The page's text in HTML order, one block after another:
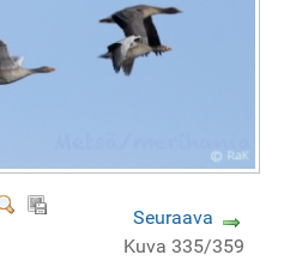
Seuraava
Kuva 335/359